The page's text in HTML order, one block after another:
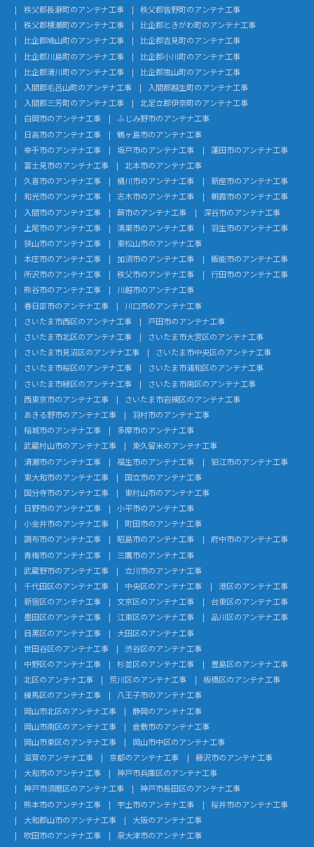
秩父郡長瀞町のアンテナ工事
秩父郡皆野町のアンテナ工事
秩父郡横瀬町のアンテナ工事
比企郡ときがわ町のアンテナ工事
比企郡鳩山町のアンテナ工事
比企郡吉見町のアンテナ工事
比企郡川島町のアンテナ工事
比企郡小川町のアンテナ工事
比企郡滑川町のアンテナ工事
比企郡嵐山町のアンテナ工事
入間郡毛呂山町のアンテナ工事
入間郡越生町のアンテナ工事
入間郡三芳町のアンテナ工事
北足立郡伊奈町のアンテナ工事
白岡市のアンテナ工事
ふじみ野市のアンテナ工事
日高市のアンテナ工事
鶴ヶ島市のアンテナ工事
幸手市のアンテナ工事
坂戸市のアンテナ工事
蓮田市のアンテナ工事
富士見市のアンテナ工事
北本市のアンテナ工事
久喜市のアンテナ工事
桶川市のアンテナ工事
新座市のアンテナ工事
和光市のアンテナ工事
志木市のアンテナ工事
朝霞市のアンテナ工事
入間市のアンテナ工事
蕨市のアンテナ工事
深谷市のアンテナ工事
上尾市のアンテナ工事
鴻巣市のアンテナ工事
羽生市のアンテナ工事
狭山市のアンテナ工事
東松山市のアンテナ工事
本庄市のアンテナ工事
加須市のアンテナ工事
飯能市のアンテナ工事
所沢市のアンテナ工事
秩父市のアンテナ工事
行田市のアンテナ工事
熊谷市のアンテナ工事
川越市のアンテナ工事
春日部市のアンテナ工事
川口市のアンテナ工事
さいたま市西区のアンテナ工事
戸田市のアンテナ工事
さいたま市北区のアンテナ工事
さいたま市大宮区のアンテナ工事
さいたま市見沼区のアンテナ工事
さいたま市中央区のアンテナ工事
さいたま市桜区のアンテナ工事
さいたま市浦和区のアンテナ工事
さいたま市緑区のアンテナ工事
さいたま市南区のアンテナ工事
西東京市のアンテナ工事
さいたま市岩槻区のアンテナ工事
あきる野市のアンテナ工事
羽村市のアンテナ工事
稲城市のアンテナ工事
多摩市のアンテナ工事
武蔵村山市のアンテナ工事
東久留米のアンテナ工事
清瀬市のアンテナ工事
福生市のアンテナ工事
狛江市のアンテナ工事
東大和市のアンテナ工事
国立市のアンテナ工事
国分寺市のアンテナ工事
東村山市のアンテナ工事
日野市のアンテナ工事
小平市のアンテナ工事
小金井市のアンテナ工事
町田市のアンテナ工事
調布市のアンテナ工事
昭島市のアンテナ工事
府中市のアンテナ工事
青梅市のアンテナ工事
三鷹市のアンテナ工事
武蔵野市のアンテナ工事
立川市のアンテナ工事
千代田区のアンテナ工事
中央区のアンテナ工事
港区のアンテナ工事
新宿区のアンテナ工事
文京区のアンテナ工事
台東区のアンテナ工事
墨田区のアンテナ工事
江東区のアンテナ工事
品川区のアンテナ工事
目黒区のアンテナ工事
大田区のアンテナ工事
世田谷区のアンテナ工事
渋谷区のアンテナ工事
中野区のアンテナ工事
杉並区のアンテナ工事
豊島区のアンテナ工事
北区のアンテナ工事
荒川区のアンテナ工事
板橋区のアンテナ工事
練馬区のアンテナ工事
八王子市のアンテナ工事
岡山市北区のアンテナ工事
静岡のアンテナ工事
岡山市南区のアンテナ工事
倉敷市のアンテナ工事
岡山市東区のアンテナ工事
岡山市中区のアンテナ工事
滋賀のアンテナ工事
京都のアンテナ工事
藤沢市のアンテナ工事
大和市のアンテナ工事
神戸市兵庫区のアンテナ工事
神戸市須磨区のアンテナ工事
神戸市長田区のアンテナ工事
熊本市のアンテナ工事
宇土市のアンテナ工事
桜井市のアンテナ工事
大和郡山市のアンテナ工事
大阪のアンテナ工事
吹田市のアンテナ工事
泉大津市のアンテナ工事